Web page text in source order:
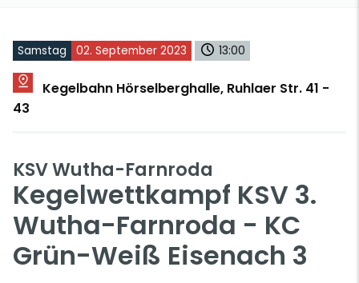
Samstag 02. September 2023 13:00
Kegelbahn Hörselberghalle, Ruhlaer Str. 41 -
43
KSV Wutha-Farnroda
Kegelwettkampf KSV 3.
Wutha-Farnroda - KC
Grün-Weiß Eisenach 3